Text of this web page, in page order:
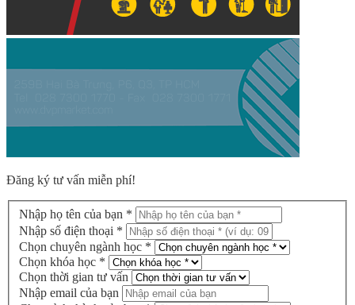
Đăng ký tư vấn miễn phí!
Nhập họ tên của bạn *
Nhập số điện thoại *
Chọn chuyên ngành học *
Chọn khóa học *
Chọn thời gian tư vấn
Nhập email của bạn